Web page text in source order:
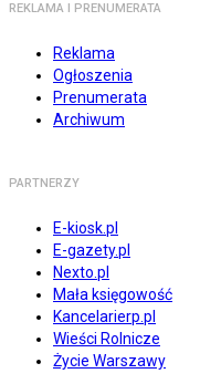
REKLAMA I PRENUMERATA
Reklama
Ogłoszenia
Prenumerata
Archiwum
PARTNERZY
E-kiosk.pl
E-gazety.pl
Nexto.pl
Mała księgowość
Kancelarierp.pl
Wieści Rolnicze
Życie Warszawy